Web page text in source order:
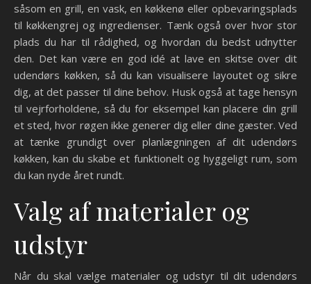
såsom en grill, en vask, en køkkenø eller opbevaringsplads
til køkkengrej og ingredienser. Tænk også over hvor stor
plads du har til rådighed, og hvordan du bedst udnytter
den. Det kan være en god idé at lave en skitse over dit
udendørs køkken, så du kan visualisere layoutet og sikre
dig, at det passer til dine behov. Husk også at tage hensyn
til vejrforholdene, så du for eksempel kan placere din grill
et sted, hvor røgen ikke generer dig eller dine gæster. Ved
at tænke grundigt over planlægningen af dit udendørs
køkken, kan du skabe et funktionelt og hyggeligt rum, som
du kan nyde året rundt.
Valg af materialer og
udstyr
Når du skal vælge materialer og udstyr til dit udendørs